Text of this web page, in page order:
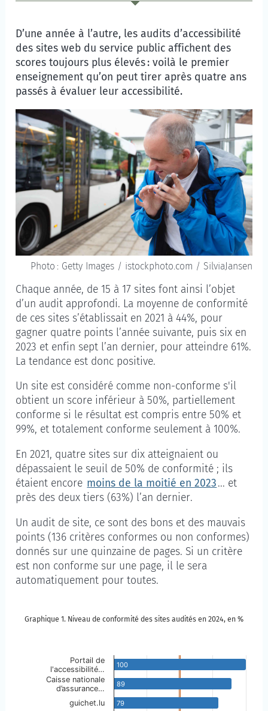
D’une année à l’autre, les audits d’accessibilité
des sites web du service public affichent des
scores toujours plus élevés : voilà le premier
enseignement qu’on peut tirer après quatre ans
passés à évaluer leur accessibilité.
Photo : Getty Images / istockphoto.com / SilviaJansen
Chaque année, de 15 à 17 sites font ainsi l’objet
d’un audit approfondi. La moyenne de conformité
de ces sites s’établissait en 2021 à 44%, pour
gagner quatre points l’année suivante, puis six en
2023 et enfin sept l’an dernier, pour atteindre 61%.
La tendance est donc positive.
Un site est considéré comme non-conforme s'il
obtient un score inférieur à 50%, partiellement
conforme si le résultat est compris entre 50% et
99%, et totalement conforme seulement à 100%.
En 2021, quatre sites sur dix atteignaient ou
dépassaient le seuil de 50% de conformité ; ils
étaient encore moins de la moitié en 2023... et
près des deux tiers (63%) l’an dernier.
Un audit de site, ce sont des bons et des mauvais
points (136 critères conformes ou non conformes)
donnés sur une quinzaine de pages. Si un critère
est non conforme sur une page, il le sera
automatiquement pour toutes.
Passer à la description du graphique
Sommaire des annotations
La conformité partielle est atteinte à partir de
Graphique 1. Niveau de conformité des sites audités en 2024, en %
100
89
79
Portail de
l'accessibilité…
Caisse nationale
d’assurance…
guichet.lu